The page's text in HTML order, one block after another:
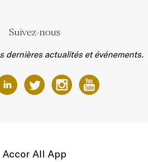
Suivez-nous
dernières actualités et événements.
Accor All App